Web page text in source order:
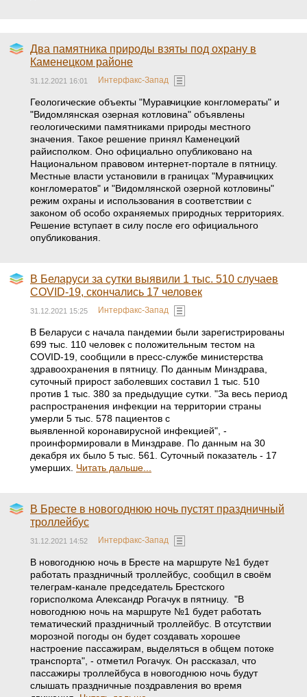
Два памятника природы взяты под охрану в
Каменецком районе
31.12.2021 16:01 Интерфакс-Запад
Геологические объекты "Муравчицкие конгломераты" и
"Видомлянская озерная котловина" объявлены
геологическими памятниками природы местного
значения. Такое решение принял Каменецкий
райисполком. Оно официально опубликовано на
Национальном правовом интернет-портале в пятницу.
Местные власти установили в границах "Муравчицких
конгломератов" и "Видомлянской озерной котловины"
режим охраны и использования в соответствии с
законом об особо охраняемых природных территориях.
Решение вступает в силу после его официального
опубликования.
В Беларуси за сутки выявили 1 тыс. 510 случаев
COVID-19, скончались 17 человек
31.12.2021 15:25 Интерфакс-Запад
В Беларуси с начала пандемии были зарегистрированы
699 тыс. 110 человек с положительным тестом на
COVID-19, сообщили в пресс-службе министерства
здравоохранения в пятницу. По данным Минздрава,
суточный прирост заболевших составил 1 тыс. 510
против 1 тыс. 380 за предыдущие сутки. "За весь период
распространения инфекции на территории страны
умерли 5 тыс. 578 пациентов с
выявленной коронавирусной инфекцией", -
проинформировали в Минздраве. По данным на 30
декабря их было 5 тыс. 561. Суточный показатель - 17
умерших. Читать дальше...
В Бресте в новогоднюю ночь пустят праздничный
троллейбус
31.12.2021 14:52 Интерфакс-Запад
В новогоднюю ночь в Бресте на маршруте №1 будет
работать праздничный троллейбус, сообщил в своём
телеграм-канале председатель Брестского
горисполкома Александр Рогачук в пятницу. "В
новогоднюю ночь на маршруте №1 будет работать
тематический праздничный троллейбус. В отсутствии
морозной погоды он будет создавать хорошее
настроение пассажирам, выделяться в общем потоке
транспорта", - отметил Рогачук. Он рассказал, что
пассажиры троллейбуса в новогоднюю ночь будут
слышать праздничные поздравления во время